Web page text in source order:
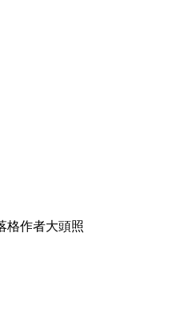
格作者大頭照